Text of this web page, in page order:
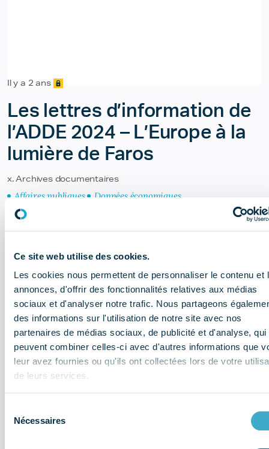
Ce site web utilise des cookies.
Les cookies nous permettent de personnaliser le contenu et
annonces, d'offrir des fonctionnalités relatives aux médias
sociaux et d'analyser notre trafic. Nous partageons
des informations sur l'utilisation de notre site avec nos
partenaires de médias sociaux, de publicité et d'analyse, qui
peuvent combiner celles-ci avec d'autres informations que
leur avez fournies ou qu'ils ont collectées lors de votre
de leurs services.
Nécessaires
Il y a 2 ans
Les lettres d’information de
l’ADDE 2024 – L’Europe à la
lumière de Faros
x. Archives documentaires
Affaires publiques
Données économiques
Réglementation & éthique
Vie de la profession
Décembre 2024 : Les relations des entreprises avec les
concurrence et